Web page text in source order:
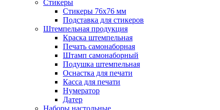
Стикеры
Стикеры 76x76 мм
Подставка для стикеров
Штемпельная продукция
Краска штемпельная
Печать самонаборная
Штамп самонаборный
Подушка штемпельная
Оснастка для печати
Касса для печати
Нумератор
Датер
Наборы настольные